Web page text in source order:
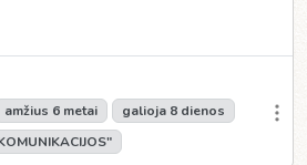
amžius 6 metai
galioja 8 dienos